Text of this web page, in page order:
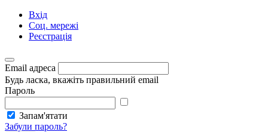
Вхід
Соц. мережі
Реєстрація
Email адреса
Будь ласка, вкажіть правильний email
Пароль
Запам'ятати
Забули пароль?